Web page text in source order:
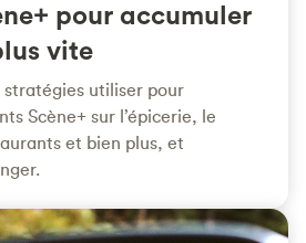
pour accumuler
vite
stratégies utiliser pour
Scène+ sur l’épicerie, le
et bien plus, et